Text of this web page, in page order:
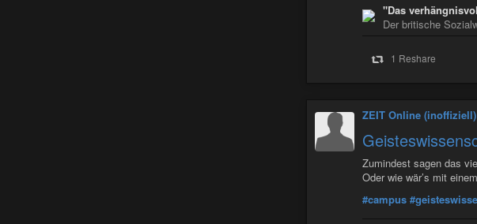
"Das
Der britische
1 Reshare
ZEIT Online (inoffiziell)
Zumindest sagen das
Oder wie wär’s mit
#campus